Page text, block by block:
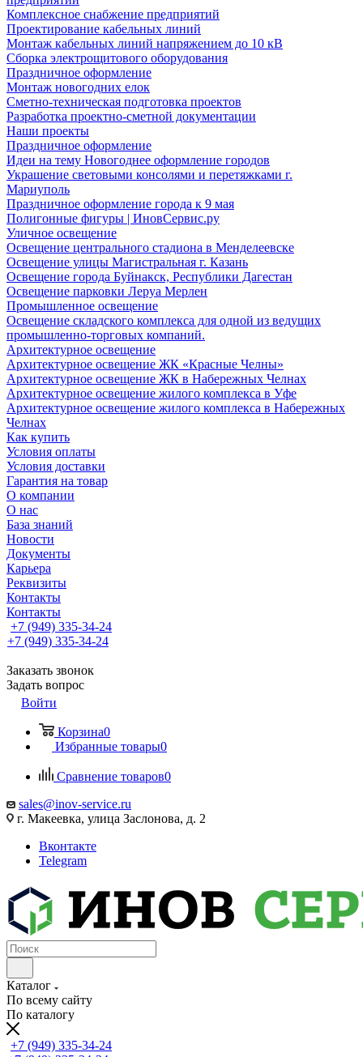
Комплексное снабжение предприятий
Проектирование кабельных линий
Монтаж кабельных линий напряжением до 10 кВ
Сборка электрощитового оборудования
Праздничное оформление
Монтаж новогодних елок
Сметно-техническая подготовка проектов
Разработка проектно-сметной документации
Наши проекты
Праздничное оформление
Идеи на тему Новогоднее оформление городов
Украшение световыми консолями и перетяжками г.
Мариуполь
Праздничное оформление города к 9 мая
Полигонные фигуры | ИновСервис.ру
Уличное освещение
Освещение центрального стадиона в Менделеевске
Освещение улицы Магистральная г. Казань
Освещение города Буйнакск, Республики Дагестан
Освещение парковки Леруа Мерлен
Промышленное освещение
Освещение складского комплекса для одной из ведущих
промышленно-торговых компаний.
Архитектурное освещение
Архитектурное освещение ЖК «Красные Челны»
Архитектурное освещение ЖК в Набережных Челнах
Архитектурное освещение жилого комплекса в Уфе
Архитектурное освещение жилого комплекса в Набережных
Челнах
Как купить
Условия оплаты
Условия доставки
Гарантия на товар
О компании
О нас
База знаний
Новости
Документы
Карьера
Реквизиты
Контакты
Контакты
+7 (949) 335-34-24
+7 (949) 335-34-24
Заказать звонок
Задать вопрос
Войти
Корзина0
Избранные товары0
Сравнение товаров0
sales@inov-service.ru
г. Макеевка, улица Заслонова, д. 2
Вконтакте
Telegram
Каталог
По всему сайту
По каталогу
+7 (949) 335-34-24